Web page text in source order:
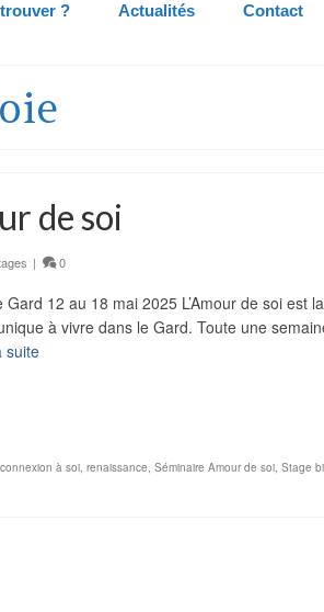
? Actualités Contact
de soi
| 0
12 au 18 mai 2025 L’Amour de soi est
à vivre dans le Gard. Toute une
suite
à soi, renaissance, Séminaire Amour de soi, Stage